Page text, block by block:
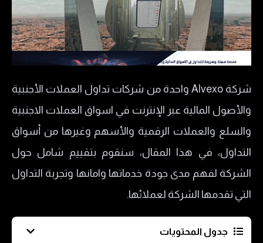
شركة Alvexo واحدة من شركات تداول العملات الأجنبية
والأصول المالية عبر الإنترنت في اسواق العملات الاجنبية
والسلع والعملات الرقمية والأسهم وغيرها من أسواق
التداول، في هذا المقال، سنقوم بتقييم شامل حول
الشركة لفهم مدى جودة خدماتها وامانها وتجربة التداول
التي تقدمها الشركة لعملائها.
جدول المحتويات